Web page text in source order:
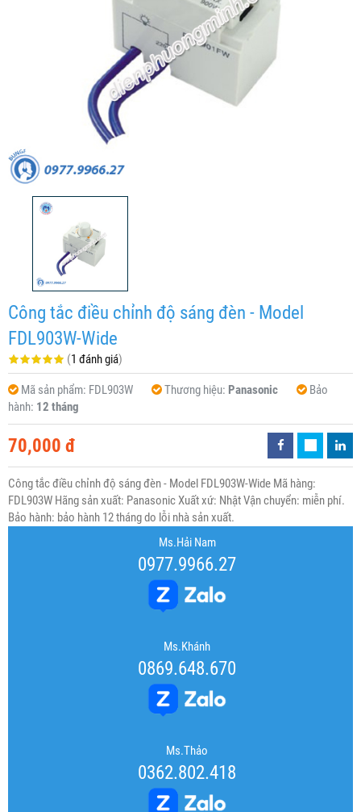
Công tắc điều chỉnh độ sáng đèn - Model
FDL903W-Wide
(1 đánh giá)
Mã sản phẩm: FDL903W Thương hiệu: Panasonic
Bảo
hành: 12 tháng
70,000 đ
Công tắc điều chỉnh độ sáng đèn - Model FDL903W-Wide Mã hàng:
FDL903W Hãng sản xuất: Panasonic Xuất xứ: Nhật Vận chuyển: miễn phí.
Bảo hành: bảo hành 12 tháng do lỗi nhà sản xuất.
Ms.Hải Nam
0977.9966.27
Ms.Khánh
0869.648.670
Ms.Thảo
0362.802.418